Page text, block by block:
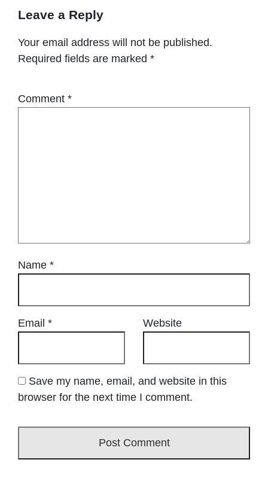
Leave a Reply
Your email address will not be published.
Required fields are marked *
Comment *
Name *
Email * Website
Save my name, email, and website in this
browser for the next time I comment.